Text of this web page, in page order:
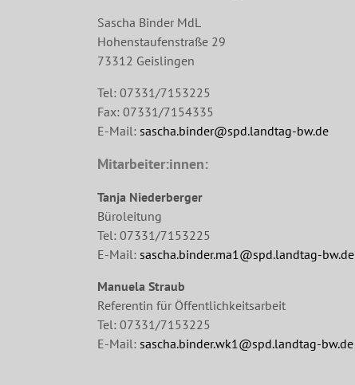
Sascha Binder MdL
Hohenstaufenstraße 29
73312 Geislingen
Tel: 07331/7153225
Fax: 07331/7154335
E-Mail: sascha.binder@spd.landtag-bw.de
Mitarbeiter:innen:
Tanja Niederberger
Büroleitung
Tel: 07331/7153225
E-Mail: sascha.binder.ma1@spd.landtag-bw.de
Manuela Straub
Referentin für Öffentlichkeitsarbeit
Tel: 07331/7153225
E-Mail: sascha.binder.wk1@spd.landtag-bw.de